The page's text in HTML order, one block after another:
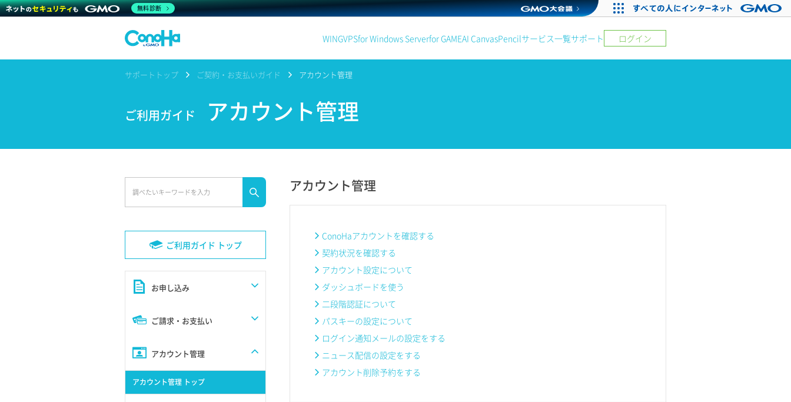
WINGVPSfor Windows Serverfor GAMEAI CanvasPencilサービス一覧サポート ログイン
サポートトップ ご契約・お支払いガイド アカウント管理
ご利用ガイド アカウント管理
ご利用ガイド トップ
お申し込み
ご請求・お支払い
アカウント管理
アカウント管理 トップ
アカウント管理
ConoHaアカウントを確認する
契約状況を確認する
アカウント設定について
ダッシュボードを使う
二段階認証について
パスキーの設定について
ログイン通知メールの設定をする
ニュース配信の設定をする
アカウント削除予約をする
無料診断